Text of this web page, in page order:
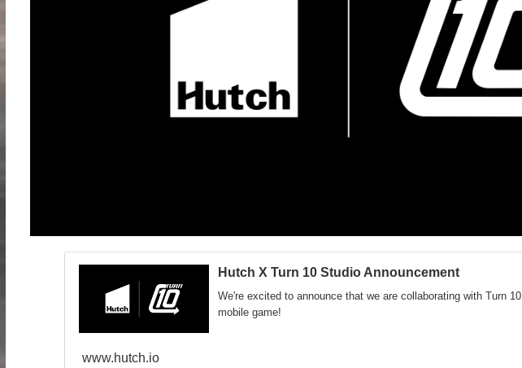
Hutch X Turn 10 Studio Announcement
We're excited to announce that we are collaborating with Turn
mobile game!
www.hutch.io